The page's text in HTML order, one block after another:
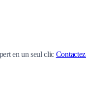
en un seul clic